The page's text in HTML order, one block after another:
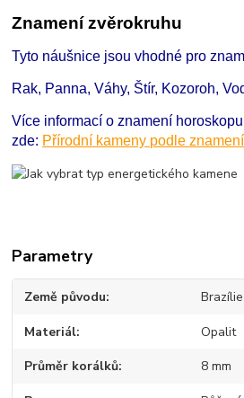
Znamení zvěrokruhu
Tyto náušnice jsou vhodné pro
Rak, Panna, Váhy, Štír, Kozoroh,
Více informací o znamení
zde: Přírodní kameny podle znamení
Parametry
Země původu Brazílie
Materiál Opalit
Průměr korálků 8 mm